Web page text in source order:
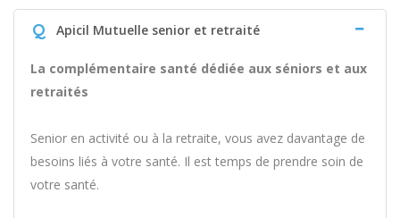
Q Apicil Mutuelle senior et retraité
La complémentaire santé dédiée aux séniors et aux
retraités
Senior en activité ou à la retraite, vous avez davantage de
besoins liés à votre santé. Il est temps de prendre soin de
votre santé.